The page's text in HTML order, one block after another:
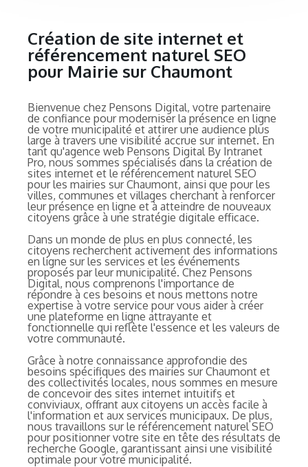
Création de site internet et
référencement naturel SEO
pour Mairie sur Chaumont
Bienvenue chez Pensons Digital, votre partenaire
de confiance pour moderniser la présence en ligne
de votre municipalité et attirer une audience plus
large à travers une visibilité accrue sur internet. En
tant qu'agence web Pensons Digital By Intranet
Pro, nous sommes spécialisés dans la création de
sites internet et le référencement naturel SEO
pour les mairies sur Chaumont, ainsi que pour les
villes, communes et villages cherchant à renforcer
leur présence en ligne et à atteindre de nouveaux
citoyens grâce à une stratégie digitale efficace.
Dans un monde de plus en plus connecté, les
citoyens recherchent activement des informations
en ligne sur les services et les événements
proposés par leur municipalité. Chez Pensons
Digital, nous comprenons l'importance de
répondre à ces besoins et nous mettons notre
expertise à votre service pour vous aider à créer
une plateforme en ligne attrayante et
fonctionnelle qui reflète l'essence et les valeurs de
votre communauté.
Grâce à notre connaissance approfondie des
besoins spécifiques des mairies sur Chaumont et
des collectivités locales, nous sommes en mesure
de concevoir des sites internet intuitifs et
conviviaux, offrant aux citoyens un accès facile à
l'information et aux services municipaux. De plus,
nous travaillons sur le référencement naturel SEO
pour positionner votre site en tête des résultats de
recherche Google, garantissant ainsi une visibilité
optimale pour votre municipalité.